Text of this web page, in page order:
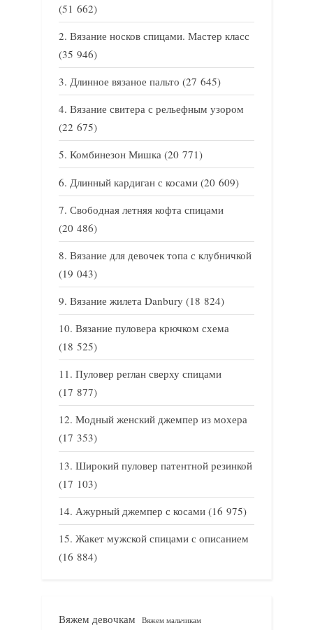
(51 662)
Вязание носков спицами. Мастер класс
(35 946)
Длинное вязаное пальто (27 645)
Вязание свитера с рельефным узором
(22 675)
Комбинезон Мишка (20 771)
Длинный кардиган с косами (20 609)
Свободная летняя кофта спицами
(20 486)
Вязание для девочек топа с клубничкой
(19 043)
Вязание жилета Danbury (18 824)
Вязание пуловера крючком схема
(18 525)
Пуловер реглан сверху спицами
(17 877)
Модный женский джемпер из мохера
(17 353)
Широкий пуловер патентной резинкой
(17 103)
Ажурный джемпер с косами (16 975)
Жакет мужской спицами с описанием
(16 884)
Вяжем девочкам Вяжем мальчикам